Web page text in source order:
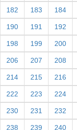
182 183 184
190 191 192
198 199 200
206 207 208
214 215 216
222 223 224
230 231 232
238 239 240